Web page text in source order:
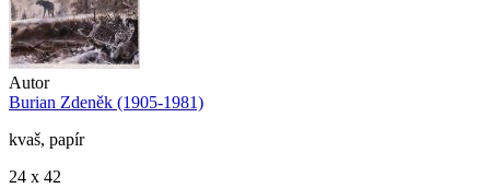
Autor
Burian Zdeněk (1905-1981)
kvaš, papír
24 x 42